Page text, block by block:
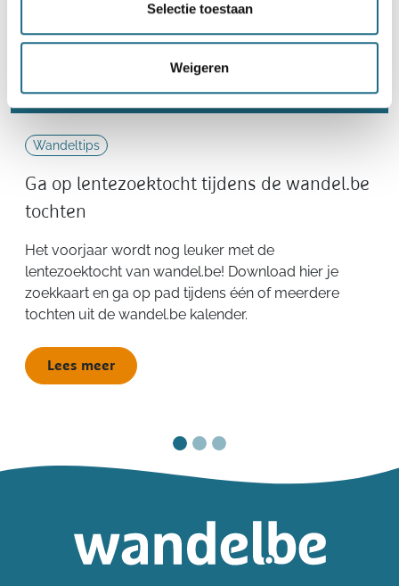
Selectie toestaan
Weigeren
Wandeltips
Ga op lentezoektocht tijdens de wandel.be
tochten
Het voorjaar wordt nog leuker met de
lentezoektocht van wandel.be! Download hier je
zoekkaart en ga op pad tijdens één of meerdere
tochten uit de wandel.be kalender.
Lees meer